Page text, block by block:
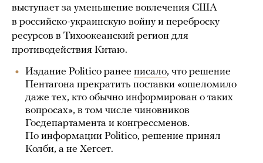
выступает за уменьшение вовлечения США
в российско-украинскую войну и переброску
ресурсов в Тихоокеанский регион для
противодействия Китаю.
Издание Politico ранее писало, что решение
Пентагона прекратить поставки «ошеломило
даже тех, кто обычно информирован о таких
вопросах», в том числе чиновников
Госдепартамента и конгрессменов.
По информации Politico, решение принял
Колби, а не Хегсет.